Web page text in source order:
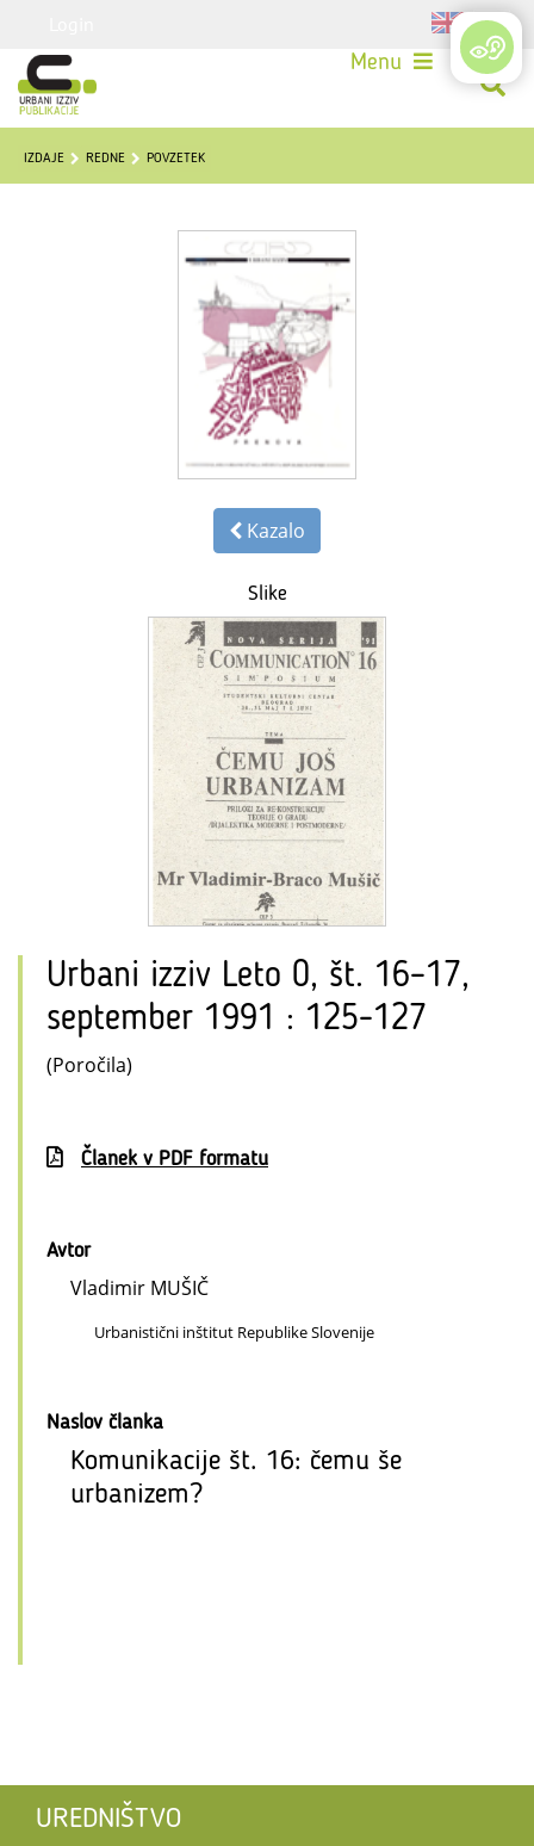
Menu
IZDAJE REDNE POVZETEK
Kazalo
Slike
Urbani izziv Leto 0, št. 16–17,
september 1991 : 125-127
(Poročila)
Članek v PDF formatu
Avtor
Vladimir MUŠIČ
Urbanistični inštitut Republike Slovenije
Naslov članka
Komunikacije št. 16: čemu še
urbanizem?
UREDNIŠTVO